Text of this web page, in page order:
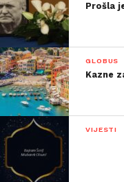
Prošla
GLOBUS
Kazne
VIJESTI